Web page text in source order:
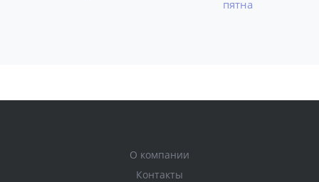
пятна
О компании
Контакты